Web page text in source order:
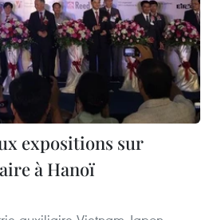
expositions sur
à Hanoï